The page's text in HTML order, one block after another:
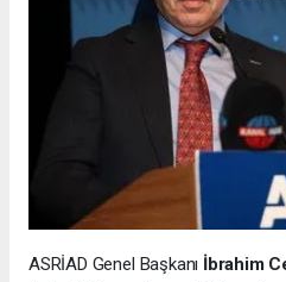
ASRİAD Genel Başkanı İbrahim